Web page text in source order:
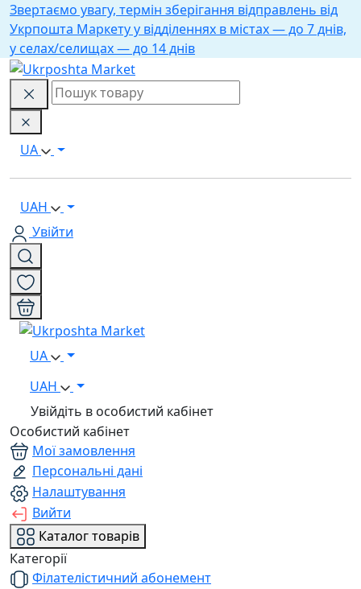
Звертаємо увагу, термін зберігання відправлень від
Укрпошта Маркету у відділеннях в містах — до 7 днів,
у селах/селищах — до 14 днів
UA
UAH
Увійти
UA
UAH
Увійдіть в особистий кабінет
Особистий кабінет
Мої замовлення
Персональні дані
Налаштування
Вийти
Каталог товарів
Категорії
Філателістичний абонемент